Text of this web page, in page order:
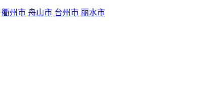
衢州市 舟山市 台州市 丽水市